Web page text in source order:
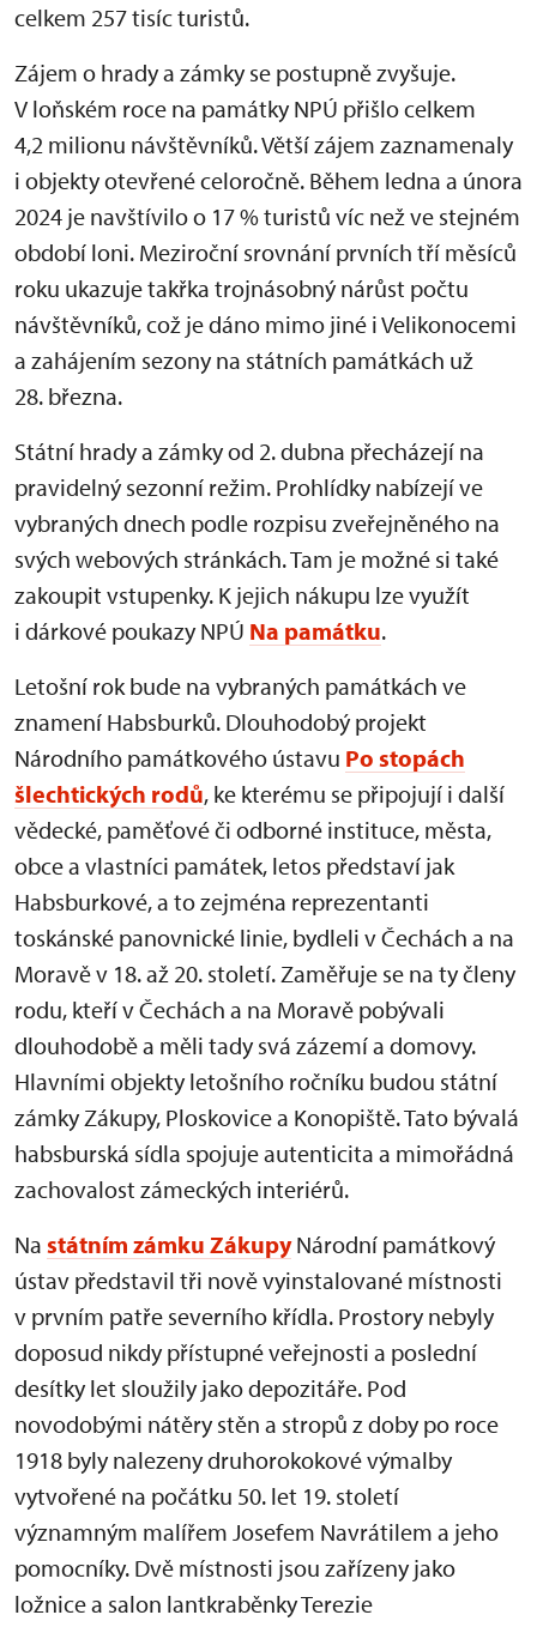
celkem 257 tisíc turistů.
Zájem o hrady a zámky se postupně zvyšuje.
V loňském roce na památky NPÚ přišlo celkem
4,2 milionu návštěvníků. Větší zájem zaznamenaly
i objekty otevřené celoročně. Během ledna a února
2024 je navštívilo o 17 % turistů víc než ve stejném
období loni. Meziroční srovnání prvních tří měsíců
roku ukazuje takřka trojnásobný nárůst počtu
návštěvníků, což je dáno mimo jiné i Velikonocemi
a zahájením sezony na státních památkách už
28. března.
Státní hrady a zámky od 2. dubna přecházejí na
pravidelný sezonní režim. Prohlídky nabízejí ve
vybraných dnech podle rozpisu zveřejněného na
svých webových stránkách. Tam je možné si také
zakoupit vstupenky. K jejich nákupu lze využít
i dárkové poukazy NPÚ Na památku.
Letošní rok bude na vybraných památkách ve
znamení Habsburků. Dlouhodobý projekt
Národního památkového ústavu Po stopách
šlechtických rodů, ke kterému se připojují i další
vědecké, paměťové či odborné instituce, města,
obce a vlastníci památek, letos představí jak
Habsburkové, a to zejména reprezentanti
toskánské panovnické linie, bydleli v Čechách a na
Moravě v 18. až 20. století. Zaměřuje se na ty členy
rodu, kteří v Čechách a na Moravě pobývali
dlouhodobě a měli tady svá zázemí a domovy.
Hlavními objekty letošního ročníku budou státní
zámky Zákupy, Ploskovice a Konopiště. Tato bývalá
habsburská sídla spojuje autenticita a mimořádná
zachovalost zámeckých interiérů.
Na státním zámku ZákupyNárodní památkový
ústav představil tři nově vyinstalované místnosti
v prvním patře severního křídla. Prostory nebyly
doposud nikdy přístupné veřejnosti a poslední
desítky let sloužily jako depozitáře. Pod
novodobými nátěry stěn a stropů z doby po roce
1918 byly nalezeny druhorokokové výmalby
vytvořené na počátku 50. let 19. století
významným malířem Josefem Navrátilem a jeho
pomocníky. Dvě místnosti jsou zařízeny jako
ložnice a salon lantkraběnky Terezie